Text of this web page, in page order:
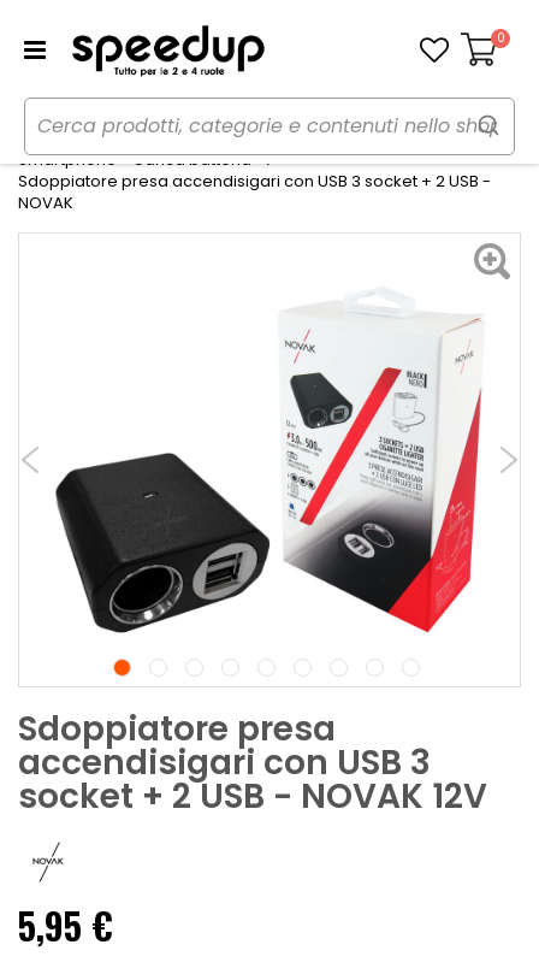
Carrello
0
Home Auto
Audio elettronica mobile
Smartphone - Carica batteria
Sdoppiatore presa accendisigari con USB 3 socket + 2 USB -
NOVAK
Sdoppiatore presa
accendisigari con USB 3
socket + 2 USB - NOVAK 12V
5,95 €